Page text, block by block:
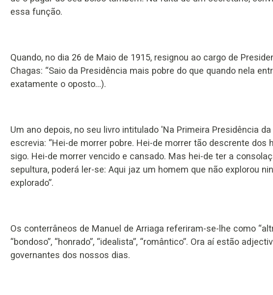
essa função.
Quando, no dia 26 de Maio de 1915, resignou ao cargo de
Chagas: “Saio da Presidência mais pobre do que quando nela
exatamente o oposto…).
Um ano depois, no seu livro intitulado 'Na Primeira Presidência
escrevia: “Hei-de morrer pobre. Hei-de morrer tão descrente
sigo. Hei-de morrer vencido e cansado. Mas hei-de ter a
sepultura, poderá ler-se: Aqui jaz um homem que não explorou
explorado”.
Os conterrâneos de Manuel de Arriaga referiram-se-lhe como
“bondoso”, “honrado”, “idealista”, “romântico”. Ora aí estão
governantes dos nossos dias.